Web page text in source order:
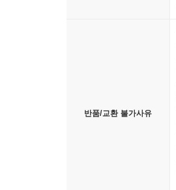
반품/교환 불가사유